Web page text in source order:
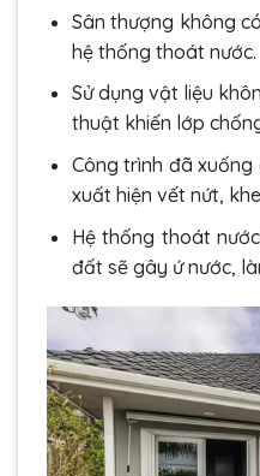
Sân thượng không
hệ thống thoát nước.
Sử dụng vật liệu
thuật khiến lớp
Công trình đã
xuất hiện vết nứt,
Hệ thống thoát
đất sẽ gây ứ nước,